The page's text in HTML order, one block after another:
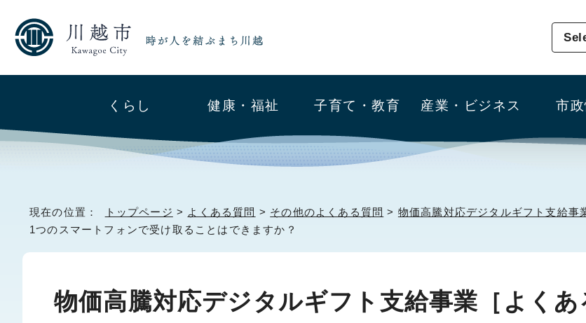
くらし 健康・福祉 子育て・教育 産業・ビジネス 市
現在の位置： トップページ > よくある質問 > その他のよくある質問 > 物価高騰対応デジタルギフト支給事
1つのスマートフォンで受け取ることはできますか？
物価高騰対応デジタルギフト支給事業［よくあ